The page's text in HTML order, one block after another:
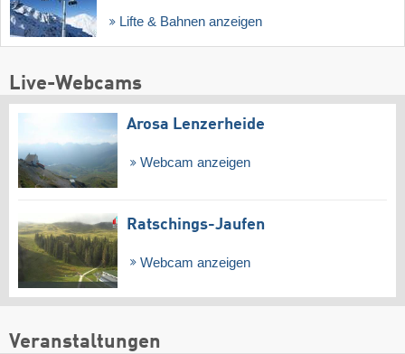
Lifte & Bahnen anzeigen
Live-Webcams
Arosa Lenzerheide
Webcam anzeigen
Ratschings-Jaufen
Webcam anzeigen
Veranstaltungen